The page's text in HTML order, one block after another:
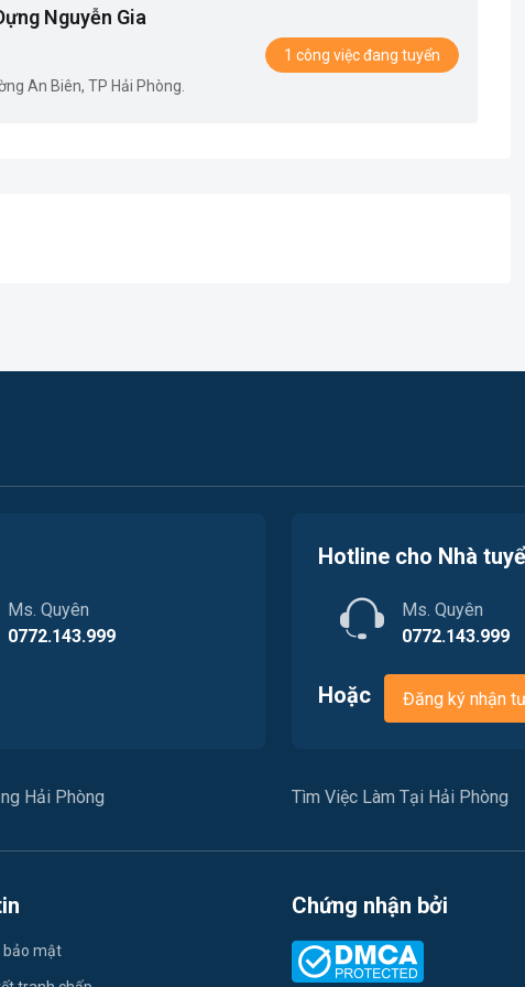
Nguyễn Gia
An Biên, TP Hải Phòng.
1 công việc đang tuyển
Ms. Quyên
0772.143.999
Hotline cho Nhà
Ms. Quyên
0772.143.999
Hoặc Đăng ký nhận
Hải Phòng Tìm Việc Làm Tại Hải Phòng
bảo mật
Chứng nhận bởi